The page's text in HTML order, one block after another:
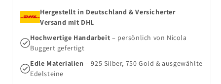
Hergestellt in Deutschland & Versicherter
Versand mit DHL
Hochwertige Handarbeit – persönlich von Nicola
Buggert gefertigt
Edle Materialien – 925 Silber, 750 Gold & ausgewählte
Edelsteine